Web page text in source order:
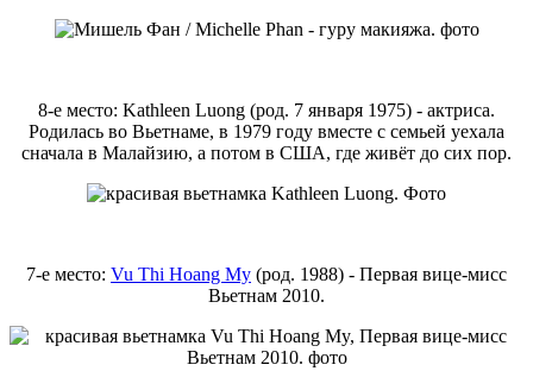
8-е место: Kathleen Luong (род. 7 января 1975) - актриса.
Родилась во Вьетнаме, в 1979 году вместе с семьей уехала
сначала в Малайзию, а потом в США, где живёт до сих пор.
7-е место: Vu Thi Hoang My (род. 1988) - Первая вице-мисс
Вьетнам 2010.